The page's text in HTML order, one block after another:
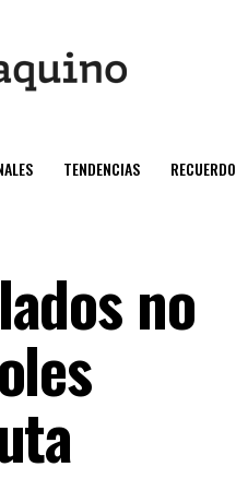
TENDENCIAS RECUERDO
no